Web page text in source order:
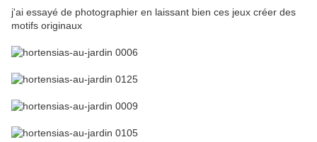
j'ai essayé de photographier en laissant bien ces jeux créer des
motifs originaux